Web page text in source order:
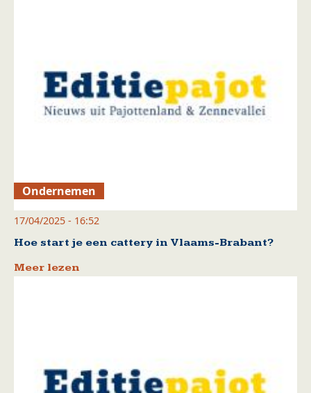
Ondernemen
17/04/2025 - 16:52
Hoe start je een cattery in Vlaams-Brabant?
Meer lezen